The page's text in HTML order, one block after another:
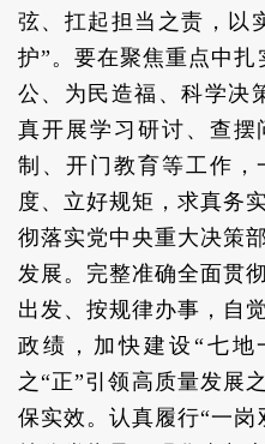
弦、扛起担当之责，以
护”。要在聚焦重点中
公、为民造福、科学决
真开展学习研讨、查
制、开门教育等工作，
度、立好规矩，求真务
彻落实党中央重大决策
发展。完整准确全面贯
出发、按规律办事，自
政绩，加快建设“七
之“正”引领高质量发展
保实效。认真履行“一